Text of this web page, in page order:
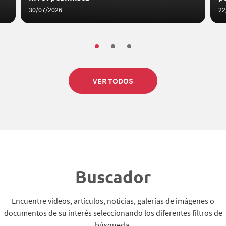
30/07/2026
VER TODOS
Buscador
Encuentre videos, artículos, noticias, galerías de imágenes o
documentos de su interés seleccionando los diferentes filtros de